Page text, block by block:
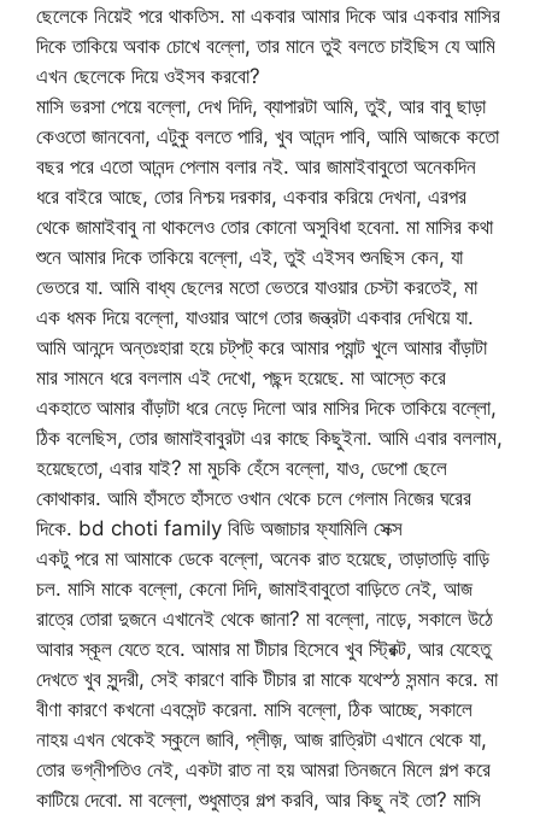
ছেলেকে নিয়েই পরে থাকতিস. মা একবার আমার দিকে আর একবার মাসির
দিকে তাকিয়ে অবাক চোখে বল্লো, তার মানে তুই বলতে চাইছিস যে আমি
এখন ছেলেকে দিয়ে ওইসব করবো?
মাসি ভরসা পেয়ে বল্লো, দেখ দিদি, ব্যাপারটা আমি, তুই, আর বাবু ছাড়া
কেওতো জানবেনা, এটুকু বলতে পারি, খুব আনন্দ পাবি, আমি আজকে কতো
বছর পরে এতো আনন্দ পেলাম বলার নই. আর জামাইবাবুতো অনেকদিন
ধরে বাইরে আছে, তোর নিশ্চয় দরকার, একবার করিয়ে দেখনা, এরপর
থেকে জামাইবাবু না থাকলেও তোর কোনো অসুবিধা হবেনা. মা মাসির কথা
শুনে আমার দিকে তাকিয়ে বল্লো, এই, তুই এইসব শুনছিস কেন, যা
ভেতরে যা. আমি বাধ্য ছেলের মতো ভেতরে যাওয়ার চেস্টা করতেই, মা
এক ধমক দিয়ে বল্লো, যাওয়ার আগে তোর জন্ত্রটা একবার দেখিয়ে যা.
আমি আনন্দে অন্তঃহারা হয়ে চট্‌পট্ করে আমার প্যান্ট খুলে আমার বাঁড়াটা
মার সামনে ধরে বললাম এই দেখো, পছন্দ হয়েছে. মা আস্তে করে
একহাতে আমার বাঁড়াটা ধরে নেড়ে দিলো আর মাসির দিকে তাকিয়ে বল্লো,
ঠিক বলেছিস, তোর জামাইবাবুরটা এর কাছে কিছুইনা. আমি এবার বললাম,
হয়েছেতো, এবার যাই? মা মুচকি হেঁসে বল্লো, যাও, ডেপো ছেলে
কোথাকার. আমি হাঁসতে হাঁসতে ওখান থেকে চলে গেলাম নিজের ঘরের
দিকে. bd choti family বিডি অজাচার ফ্যামিলি সেক্স
একটু পরে মা আমাকে ডেকে বল্লো, অনেক রাত হয়েছে, তাড়াতাড়ি বাড়ি
চল. মাসি মাকে বল্লো, কেনো দিদি, জামাইবাবুতো বাড়িতে নেই, আজ
রাত্রে তোরা দুজনে এখানেই থেকে জানা? মা বল্লো, নাড়ে, সকালে উঠে
আবার স্কূল যেতে হবে. আমার মা টীচার হিসেবে খুব স্ট্রিক্ট, আর যেহেতু
দেখতে খুব সুন্দরী, সেই কারণে বাকি টীচার রা মাকে যথেস্ঠ সন্মান করে. মা
বীণা কারণে কখনো এবসেন্ট করেনা. মাসি বল্লো, ঠিক আচ্ছে, সকালে
নাহয় এখন থেকেই স্কুলে জাবি, প্লীজ়, আজ রাত্রিটা এখানে থেকে যা,
তোর ভগ্নীপতিও নেই, একটা রাত না হয় আমরা তিনজনে মিলে গল্প করে
কাটিয়ে দেবো. মা বল্লো, শুধুমাত্র গল্প করবি, আর কিছু নই তো? মাসি